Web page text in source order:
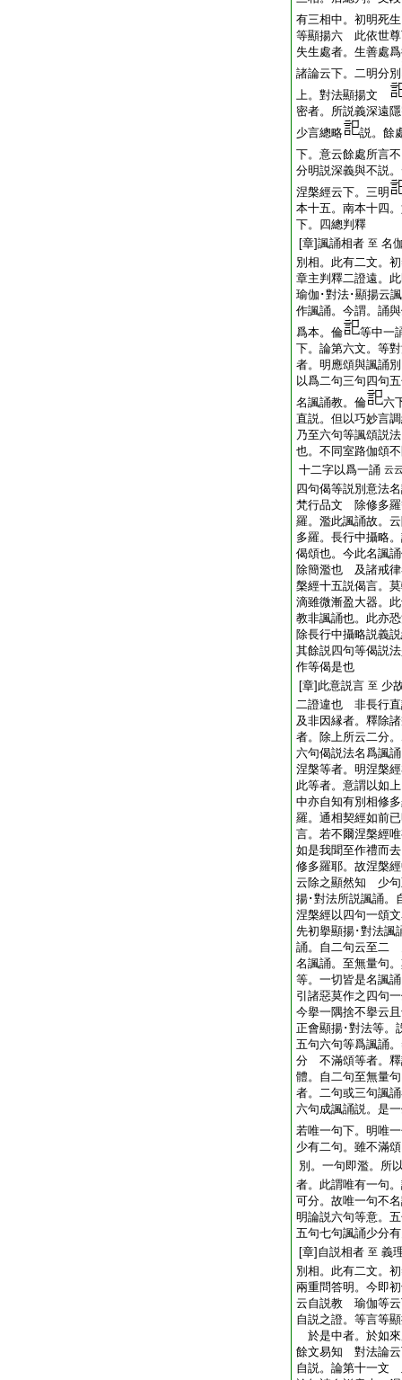
有三相中。初明死
等顯揚六 此依世
失生處者。生善處
諸論云下。二明分別
上。對法顯揚文
密者。所説義深遠
少言總略
説。餘
下。意云餘處所言
分明説深義與不説
涅槃經云下。三明
本十五。南本十四
下。四總判釋
[章]諷誦相者 至 名
別相。此有二文。
章主判釋二證遠。
瑜伽･對法･顯揚云
作諷誦。今謂。誦
爲本。倫
等中一
下。論第六文。等
者。明應頌與諷誦
以爲二句三句四句
名諷誦教。倫
六
直説。但以巧妙言
乃至六句等諷頌説
也。不同室路伽頌
十二字以爲一誦 云
四句偈等説別意法
梵行品文 除修多羅
羅。濫此諷誦故。
多羅。長行中攝略
偈頌也。今此名諷
除簡濫也 及諸戒律
槃經十五説偈言。
滴雖微漸盈大器。
教非諷誦也。此亦
除長行中攝略説義
其餘説四句等偈説
作等偈是也
[章]此意説言 至 少
二證違也 非長行
及非因縁者。釋除
者。除上所云二分
六句偈説法名爲諷
涅槃等者。明涅槃
此等者。意謂以如
中亦自知有別相修
羅。通相契經如前
言。若不爾涅槃經
如是我聞至作禮而
修多羅耶。故涅槃
云除之顯然知 少句
揚･對法所説諷誦。
涅槃經以四句一頌
先初擧顯揚･對法
誦。自二句云至二
名諷誦。至無量句
等。一切皆是名諷
引諸惡莫作之四句
今擧一隅捨不擧云
正會顯揚･對法等。
五句六句等爲諷誦
分 不滿頌等者。釋
體。自二句至無量
者。二句或三句諷
六句成諷誦説。是
若唯一句下。明唯
少有二句。雖不滿
別。一句即濫。所
者。此謂唯有一句
可分。故唯一句不
明論説六句等意。
五句七句諷誦少分
[章]自説相者 至 義
別相。此有二文。
兩重問答明。今即
云自説教 瑜伽等云
自説之證。等言等
於是中者。於如
餘文易知 對法論云
自説。論第十一文